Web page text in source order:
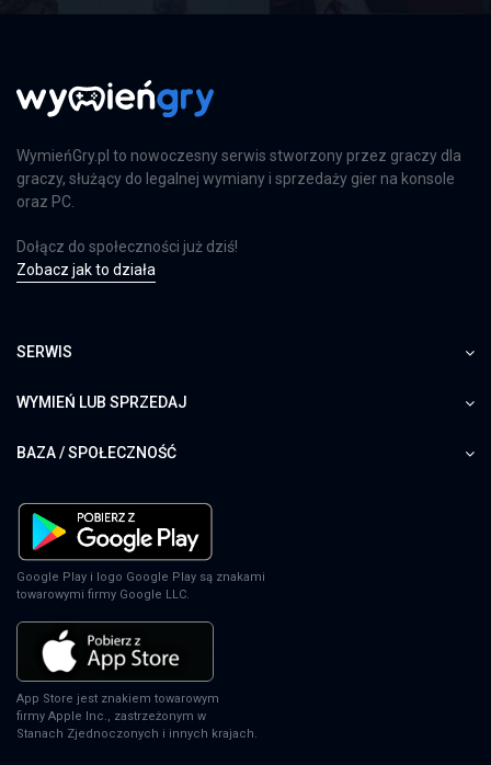
Gothic Remake
PS5
Directive 8020: Deluxe Edition
Star Wars: Dark Forces Remaster
Star Wars: Dark Forces Remaster
SWITCH
Star Wars: Dark Forces Remaster
PS5
WymieńGry.pl to nowoczesny serwis stworzony przez graczy dla
graczy, służący do legalnej wymiany i sprzedaży gier na konsole
oraz PC.
Dołącz do społeczności już dziś!
Zobacz jak to działa
SERWIS
WYMIEŃ LUB SPRZEDAJ
BAZA / SPOŁECZNOŚĆ
Google Play i logo Google Play są znakami
towarowymi firmy Google LLC.
App Store jest znakiem towarowym
firmy Apple Inc., zastrzeżonym w
Stanach Zjednoczonych i innych krajach.